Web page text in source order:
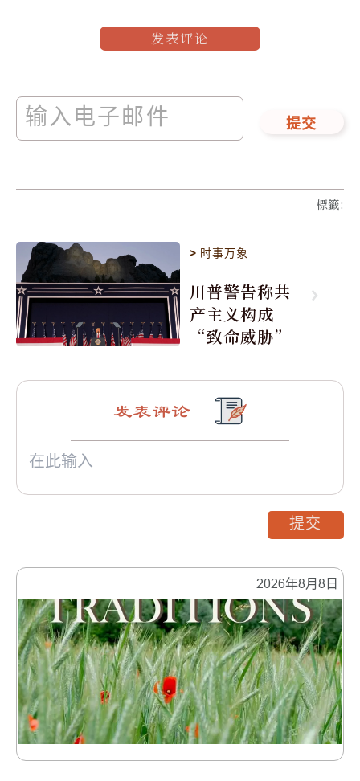
发表评论
提交
標籤:
> 时事万象
川普警告称共
产主义构成
“致命威胁”
2026年8月8日
发表评论
提交